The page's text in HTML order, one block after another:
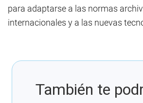
para adaptarse a las normas
internacionales y a las nuevas
También te